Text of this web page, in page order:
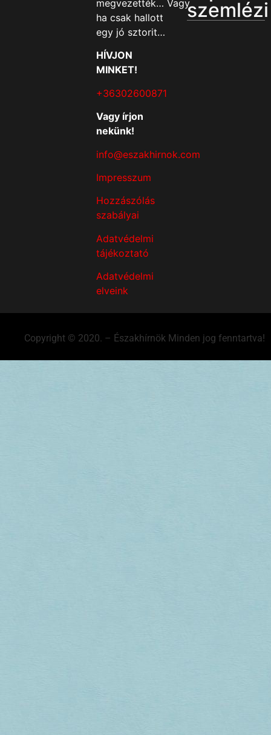
megvezették… Vagy
ha csak hallott
egy jó sztorit…
HÍVJON
MINKET!
+36302600871
Vagy írjon
nekünk!
info@eszakhirnok.com
Impresszum
Hozzászólás
szabályai
Adatvédelmi
tájékoztató
Adatvédelmi
elveink
szemlézi
Copyright © 2020. – Északhírnök Minden jog fenntartva!